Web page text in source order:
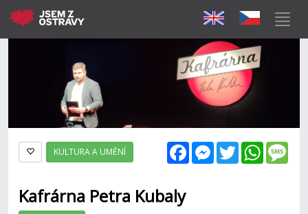
FacebookMessenger
Twitter
KULTURA A UMĚNÍ
Kafrárna Petra Kubaly